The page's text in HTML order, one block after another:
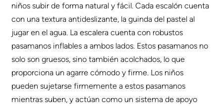
niños subir de forma natural y fácil. Cada escalón cuenta
con una textura antideslizante, la guinda del pastel al
jugar en el agua. La escalera cuenta con robustos
pasamanos inflables a ambos lados. Estos pasamanos no
solo son gruesos, sino también acolchados, lo que
proporciona un agarre cómodo y firme. Los niños
pueden sujetarse firmemente a estos pasamanos
mientras suben, y actúan como un sistema de apoyo